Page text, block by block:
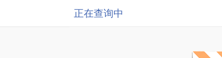
正在查询中